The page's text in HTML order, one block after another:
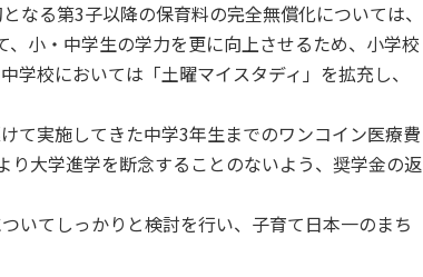
る第3子以降の保育料の完全無償化については、
小・中学生の学力を更に向上させるため、小学校
校においては「土曜マイスタディ」を拡充し、
て実施してきた中学3年生までのワンコイン医療費
大学進学を断念することのないよう、奨学金の返
いてしっかりと検討を行い、子育て日本一のまち